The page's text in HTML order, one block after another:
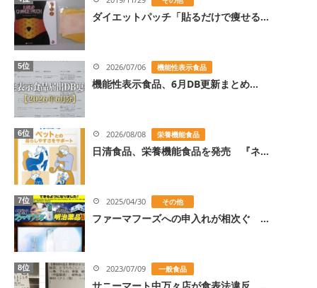
ダイエットパッチ「貼るだけで痩せる...
5位 2026/07/06 機能性表示食品
機能性表示食品、6月DB更新まとめ...
6位 2026/08/08 栄養機能食品
日清食品、栄養機能食品を発売 『ネ...
7位 2025/04/30 その他
ファーマフーズへの申入れが相次ぐ ...
8位 2023/07/09 一般食品
サニーマート中万々店が食表法違反 ...